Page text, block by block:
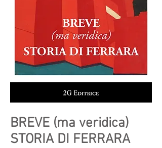
BREVE (ma veridica)
STORIA DI FERRARA